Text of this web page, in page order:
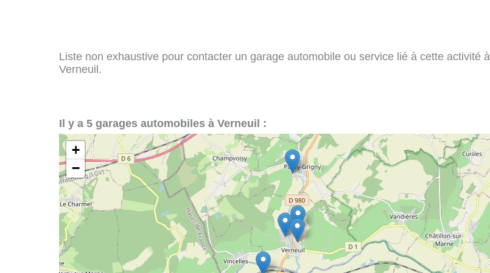
Liste non exhaustive pour contacter un garage automobile ou service lié à cette activité à
Verneuil.
Il y a 5 garages automobiles à Verneuil :
+
−